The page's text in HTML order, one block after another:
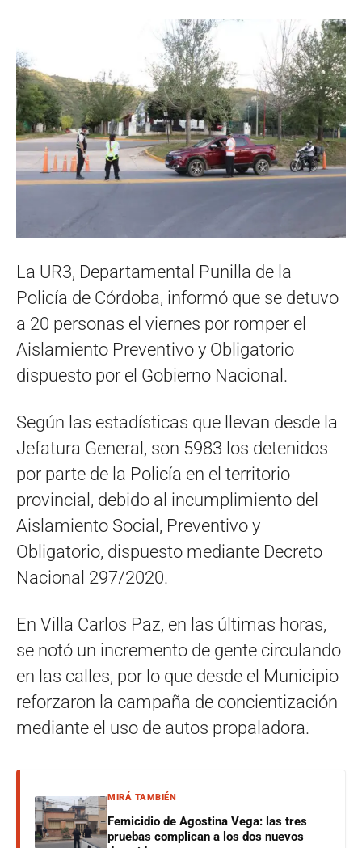
La UR3, Departamental Punilla de la
Policía de Córdoba, informó que se detuvo
a 20 personas el viernes por romper el
Aislamiento Preventivo y Obligatorio
dispuesto por el Gobierno Nacional.
Según las estadísticas que llevan desde la
Jefatura General, son 5983 los detenidos
por parte de la Policía en el territorio
provincial, debido al incumplimiento del
Aislamiento Social, Preventivo y
Obligatorio, dispuesto mediante Decreto
Nacional 297/2020.
En Villa Carlos Paz, en las últimas horas,
se notó un incremento de gente circulando
en las calles, por lo que desde el Municipio
reforzaron la campaña de concientización
mediante el uso de autos propaladora.
MIRÁ TAMBIÉN
Femicidio de Agostina Vega: las tres
pruebas complican a los dos nuevos